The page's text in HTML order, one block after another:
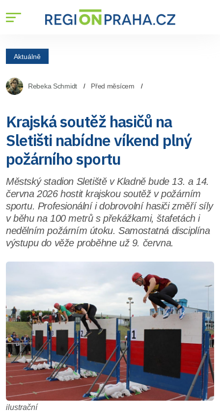
Aktuálně
Rebeka Schmidt Před měsícem
Krajská soutěž hasičů na
Sletišti nabídne víkend plný
požárního sportu
Městský stadion Sletiště v Kladně bude 13. a 14.
června 2026 hostit krajskou soutěž v požárním
sportu. Profesionální i dobrovolní hasiči změří síly
v běhu na 100 metrů s překážkami, štafetách i
nedělním požárním útoku. Samostatná disciplína
výstupu do věže proběhne už 9. června.
ilustrační